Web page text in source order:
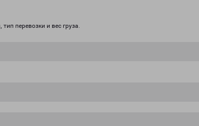
перевозки и вес груза.